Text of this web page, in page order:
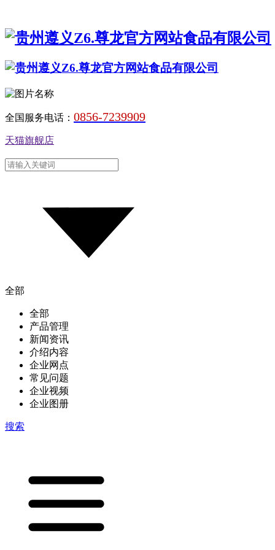
全国服务电话： 0856-7239909
天猫旗舰店
全部
全部
产品管理
新闻资讯
介绍内容
企业网点
常见问题
企业视频
企业图册
搜索